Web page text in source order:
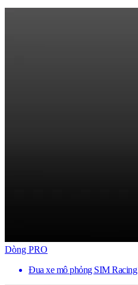
Dòng PRO
Đua xe mô phỏng SIM Racing